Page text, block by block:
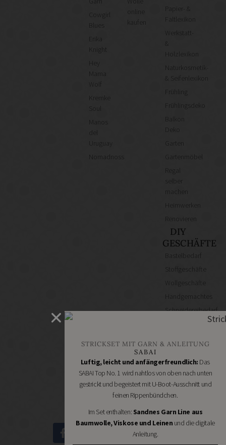
Cowgirl
Knight
Mama
Wolf
Kremke
Manos
Uruguay
Nomadnoss
kaufen
Papier- &
Faltlexikon
Werkstatt-
&
Holzlexikon
Naturkosmetik-
& Seifenlexikon
Frühling
Frühlingsdeko
Deko
Garten
Gartenmöbel
Regal
Heimwerken
DIY
GESCHÄFTE
Bastelbedarf
Stoffgeschäfte
Wollgeschäfte
Handgemachtes
Schneidereibedarf
Handarbeitszubehör
Online
Shops
Schmuckzubehör
Nähmaschinen
STRICKSET MIT GARN & ANLEITUNG
SABAI
Luftig, leicht und anfängerfreundlich: Das
SABAI Top No. 1 wird nahtlos von oben nach unten
gestrickt und begeistert mit U-Boot-Ausschnitt und
feinen Rippenbündchen.
Im Set enthalten: Sandnes Garn Line aus
Baumwolle, Viskose und Leinen und die digitale
Anleitung.